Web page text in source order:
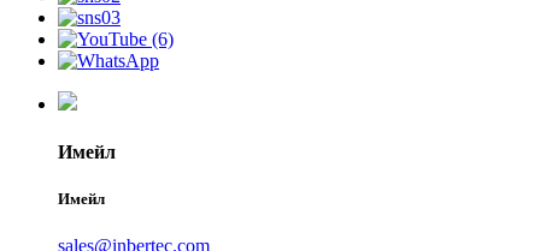
Имейл
Имейл
sales@inbertec.com